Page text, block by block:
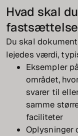
Hvad skal
fastsættelse
Du skal
lejedes værdi,
Eksempler
området,
svarer til
samme
faciliteter
Oplysninger